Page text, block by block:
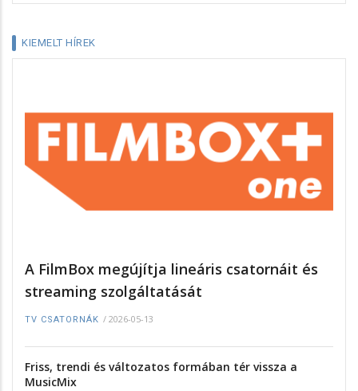
KIEMELT HÍREK
A FilmBox megújítja lineáris csatornáit és
streaming szolgáltatását
TV CSATORNÁK / 2026-05-13
Friss, trendi és változatos formában tér vissza a
MusicMix